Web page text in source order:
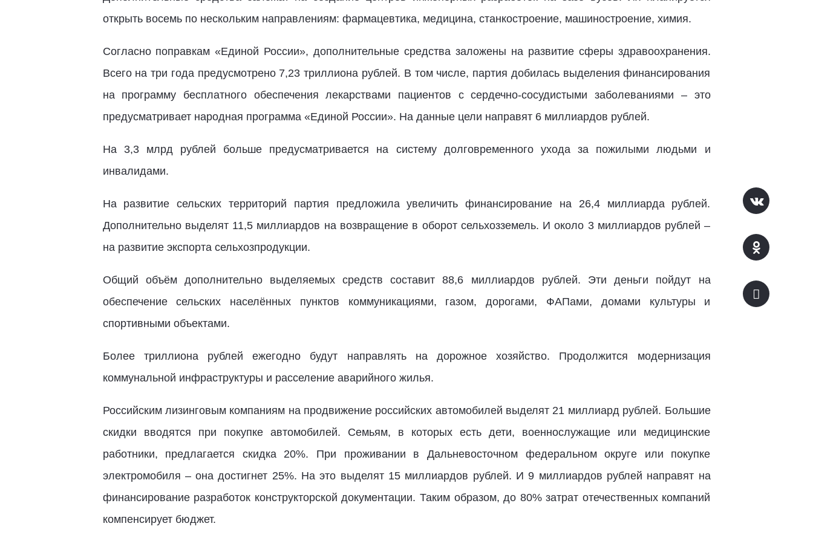
открыть восемь по нескольким направлениям: фармацевтика, медицина, станкостроение, машиностроение, химия.
Согласно поправкам «Единой России», дополнительные средства заложены на развитие сферы здравоохранения.
Всего на три года предусмотрено 7,23 триллиона рублей. В том числе, партия добилась выделения финансирования
на программу бесплатного обеспечения лекарствами пациентов с сердечно-сосудистыми заболеваниями – это
предусматривает народная программа «Единой России». На данные цели направят 6 миллиардов рублей.
На 3,3 млрд рублей больше предусматривается на систему долговременного ухода за пожилыми людьми и
инвалидами.
На развитие сельских территорий партия предложила увеличить финансирование на 26,4 миллиарда рублей.
Дополнительно выделят 11,5 миллиардов на возвращение в оборот сельхозземель. И около 3 миллиардов рублей –
на развитие экспорта сельхозпродукции.
Общий объём дополнительно выделяемых средств составит 88,6 миллиардов рублей. Эти деньги пойдут на
обеспечение сельских населённых пунктов коммуникациями, газом, дорогами, ФАПами, домами культуры и
спортивными объектами.
Более триллиона рублей ежегодно будут направлять на дорожное хозяйство. Продолжится модернизация
коммунальной инфраструктуры и расселение аварийного жилья.
Российским лизинговым компаниям на продвижение российских автомобилей выделят 21 миллиард рублей. Большие
скидки вводятся при покупке автомобилей. Семьям, в которых есть дети, военнослужащие или медицинские
работники, предлагается скидка 20%. При проживании в Дальневосточном федеральном округе или покупке
электромобиля – она достигнет 25%. На это выделят 15 миллиардов рублей. И 9 миллиардов рублей направят на
финансирование разработок конструкторской документации. Таким образом, до 80% затрат отечественных компаний
компенсирует бюджет.